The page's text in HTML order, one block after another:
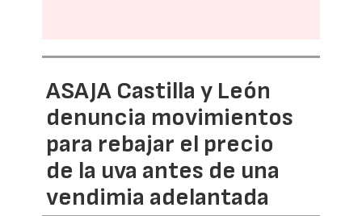
ASAJA Castilla y León
denuncia movimientos
para rebajar el precio
de la uva antes de una
vendimia adelantada